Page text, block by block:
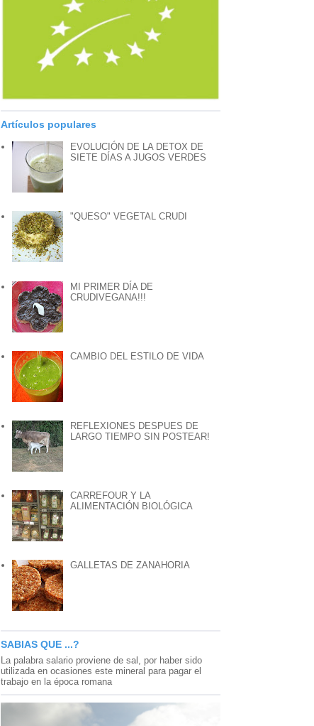
Artículos populares
EVOLUCIÓN DE LA DETOX DE
SIETE DÍAS A JUGOS VERDES
"QUESO" VEGETAL CRUDI
MI PRIMER DÍA DE
CRUDIVEGANA!!!
CAMBIO DEL ESTILO DE VIDA
REFLEXIONES DESPUES DE
LARGO TIEMPO SIN POSTEAR!
CARREFOUR Y LA
ALIMENTACIÓN BIOLÓGICA
GALLETAS DE ZANAHORIA
SABIAS QUE ...?
La palabra salario proviene de sal, por haber sido
utilizada en ocasiones este mineral para pagar el
trabajo en la época romana